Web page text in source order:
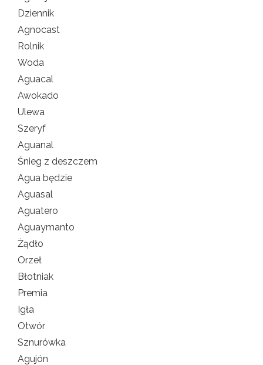
Dziennik
Agnocast
Rolnik
Woda
Aguacal
Awokado
Ulewa
Szeryf
Aguanal
Śnieg z deszczem
Agua będzie
Aguasal
Aguatero
Aguaymanto
Żądło
Orzeł
Błotniak
Premia
Igła
Otwór
Sznurówka
Agujón